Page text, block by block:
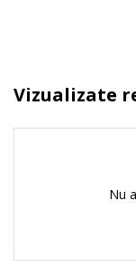
Vizualizate
Nu